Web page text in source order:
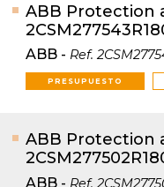
ABB Protection
ABB - Ref.
PRESUPUESTO
ABB Protection
ABB - Ref.